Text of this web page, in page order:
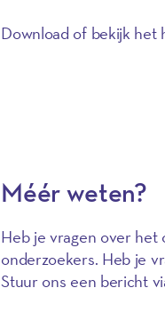
Download of bekijk het
Méér weten?
Heb je vragen over het
onderzoekers. Heb je
Stuur ons een bericht